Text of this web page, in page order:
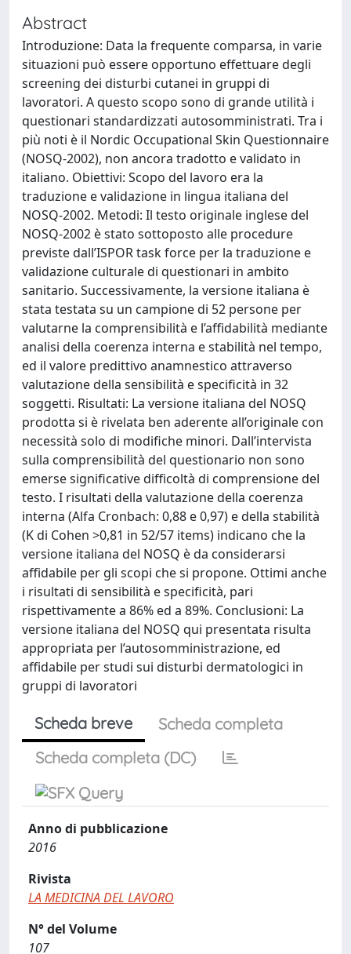
Abstract
Introduzione: Data la frequente comparsa, in varie
situazioni può essere opportuno effettuare degli
screening dei disturbi cutanei in gruppi di
lavoratori. A questo scopo sono di grande utilità i
questionari standardizzati autosomministrati. Tra i
più noti è il Nordic Occupational Skin Questionnaire
(NOSQ-2002), non ancora tradotto e validato in
italiano. Obiettivi: Scopo del lavoro era la
traduzione e validazione in lingua italiana del
NOSQ-2002. Metodi: Il testo originale inglese del
NOSQ-2002 è stato sottoposto alle procedure
previste dall’ISPOR task force per la traduzione e
validazione culturale di questionari in ambito
sanitario. Successivamente, la versione italiana è
stata testata su un campione di 52 persone per
valutarne la comprensibilità e l’affidabilità mediante
analisi della coerenza interna e stabilità nel tempo,
ed il valore predittivo anamnestico attraverso
valutazione della sensibilità e specificità in 32
soggetti. Risultati: La versione italiana del NOSQ
prodotta si è rivelata ben aderente all’originale con
necessità solo di modifiche minori. Dall’intervista
sulla comprensibilità del questionario non sono
emerse significative difficoltà di comprensione del
testo. I risultati della valutazione della coerenza
interna (Alfa Cronbach: 0,88 e 0,97) e della stabilità
(K di Cohen >0,81 in 52/57 items) indicano che la
versione italiana del NOSQ è da considerarsi
affidabile per gli scopi che si propone. Ottimi anche
i risultati di sensibilità e specificità, pari
rispettivamente a 86% ed a 89%. Conclusioni: La
versione italiana del NOSQ qui presentata risulta
appropriata per l’autosomministrazione, ed
affidabile per studi sui disturbi dermatologici in
gruppi di lavoratori
Scheda breve
Scheda completa
Scheda completa (DC)
Anno di pubblicazione
2016
Rivista
LA MEDICINA DEL LAVORO
N° del Volume
107